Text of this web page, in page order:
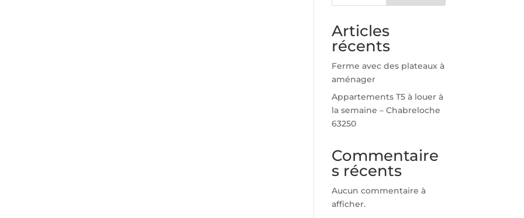
Articles
récents
Ferme avec des plateaux à
aménager
Appartements T5 à louer à
la semaine – Chabreloche
63250
Commentaire
s récents
Aucun commentaire à
afficher.